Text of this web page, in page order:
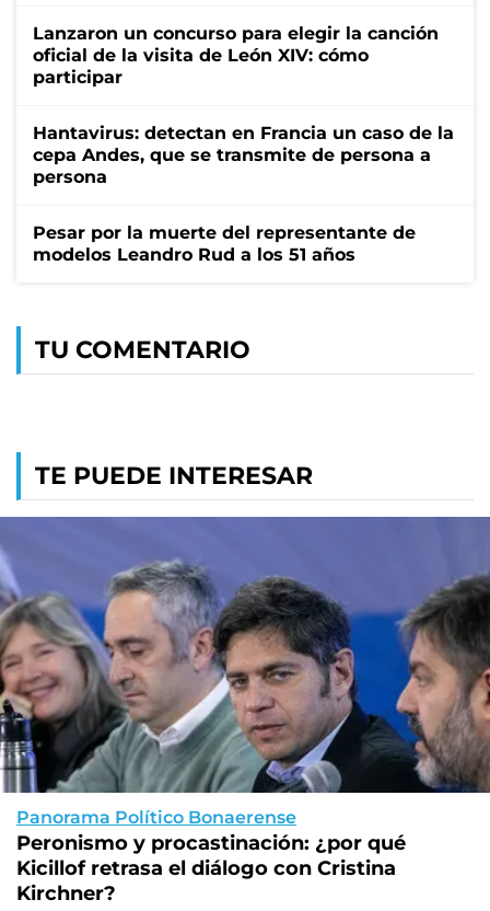
Lanzaron un concurso para elegir la canción
oficial de la visita de León XIV: cómo
participar
Hantavirus: detectan en Francia un caso de la
cepa Andes, que se transmite de persona a
persona
Pesar por la muerte del representante de
modelos Leandro Rud a los 51 años
TU COMENTARIO
TE PUEDE INTERESAR
Panorama Político Bonaerense
Peronismo y procastinación: ¿por qué
Kicillof retrasa el diálogo con Cristina
Kirchner?